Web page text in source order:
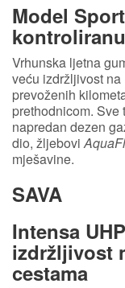
Model
Vrhunska ljetna
veću izdržljivost
prevoženih
prethodnicom.
napredan dezen
dio, žljebovi
mješavine.
SAVA
Intensa
izdržljivost
cestama